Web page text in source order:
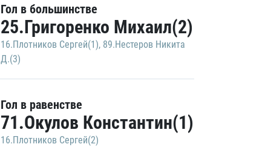
Гол в большинстве
25.Григоренко Михаил(2)
16.Плотников Сергей(1), 89.Нестеров Никита
Д.(3)
Гол в равенстве
71.Окулов Константин(1)
16.Плотников Сергей(2)